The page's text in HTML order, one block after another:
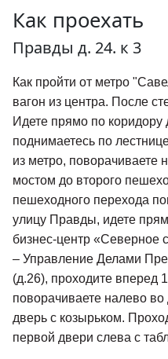
Как проехать
Правды д. 24. к 3
Как пройти от метро
вагон из центра. После
Идете прямо по коридору
поднимаетесь по
из метро, поворачиваете
мостом до второго
пешеходного перехода
улицу Правды, идете
бизнес-центр «Северное
– Управление Делами
(д.26), проходите вперед
поворачиваете налево
дверь с козырьком.
первой двери слева с